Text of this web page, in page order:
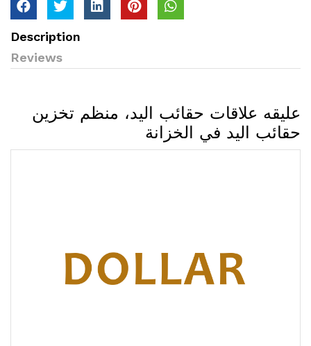
Description
Reviews
عليقه علاقات حقائب اليد، منظم تخزين
حقائب اليد في الخزانة